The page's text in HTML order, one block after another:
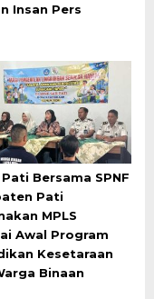
Insan Pers
Bersama SPNF
Pati
MPLS
Awal Program
Kesetaraan
Binaan